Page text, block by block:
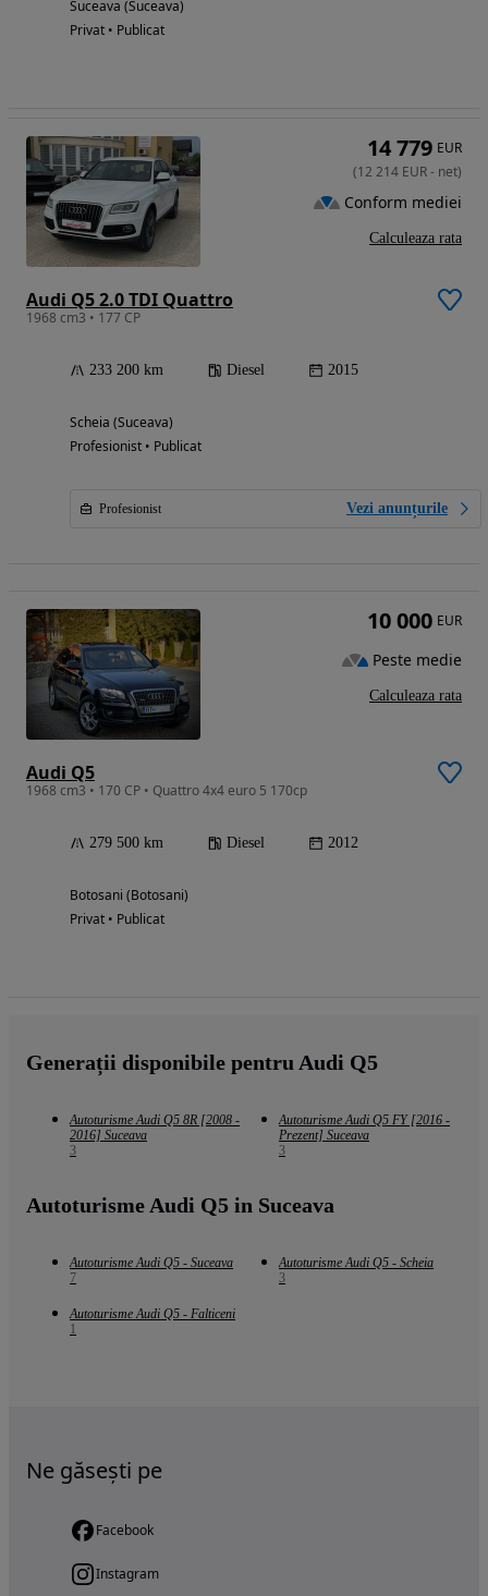
Suceava (Suceava)
Privat • Publicat
Audi Q5 2.0 TDI Quattro
1968 cm3 • 177 CP
233 200 km Diesel 2015
Scheia (Suceava)
Profesionist • Publicat
Profesionist Vezi anunțurile
14 779 EUR
(12 214 EUR- net)
Conform mediei
Calculeaza rata
Audi Q5
1968 cm3 • 170 CP • Quattro 4x4 euro 5 170cp
279 500 km Diesel 2012
Botosani (Botosani)
Privat • Publicat
10 000 EUR
Peste medie
Calculeaza rata
Generații disponibile pentru Audi Q5
Autoturisme Audi Q5 8R [2008 -
2016] Suceava
3
Autoturisme Audi Q5 FY [2016 -
Prezent] Suceava
3
Autoturisme Audi Q5 in Suceava
Autoturisme Audi Q5 - Suceava
7
Autoturisme Audi Q5 - Scheia
3
Autoturisme Audi Q5 - Falticeni
1
Ne găsești pe
Facebook
Instagram